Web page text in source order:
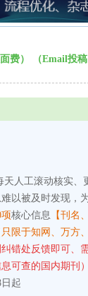
费） （Email投
人工滚动核实
以被及时发现，
项核心信息 【刊名
限于知网、万方
错处反馈即可、
可查的国内期刊）
起